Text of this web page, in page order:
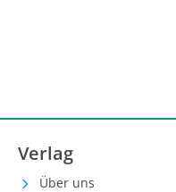
Verlag
Über uns